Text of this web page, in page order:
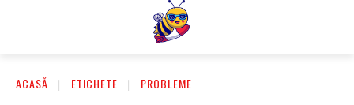
ACASĂ ETICHETE PROBLEME